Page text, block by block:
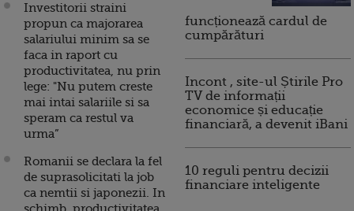
Investitorii straini
propun ca majorarea
salariului minim sa se
faca in raport cu
productivitatea, nu prin
lege: "Nu putem creste
mai intai salariile si sa
speram ca restul va
urma”
Romanii se declara la fel
de suprasolicitati la job
ca nemtii si japonezii. In
funcționează cardul de
cumpărături
Incont , site-ul Știrile Pro
TV de informații
economice și educație
financiară, a devenit iBani
10 reguli pentru decizii
financiare inteligente